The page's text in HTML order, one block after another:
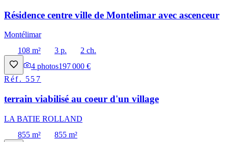
Résidence centre ville de Montelimar avec ascenceur
Montélimar
108 m²
3 p.
2 ch.
4 photos197 000 €
Réf. 557
terrain viabilisé au coeur d'un village
LA BATIE ROLLAND
855 m²
855 m²